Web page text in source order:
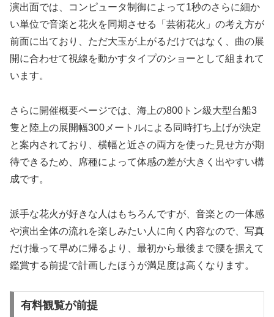
演出面では、コンピュータ制御によって1秒のさらに細か
い単位で音楽と花火を同期させる「芸術花火」の考え方が
前面に出ており、ただ大玉が上がるだけではなく、曲の展
開に合わせて視線を動かすタイプのショーとして組まれて
います。
さらに開催概要ページでは、海上の800トン級大型台船3
隻と陸上の展開幅300メートルによる同時打ち上げが決定
と案内されており、横幅と近さの両方を使った見せ方が期
待できるため、席種によって体感の差が大きく出やすい構
成です。
派手な花火が好きな人はもちろんですが、音楽との一体感
や演出全体の流れを楽しみたい人に向く内容なので、写真
だけ撮って早めに帰るより、最初から最後まで腰を据えて
鑑賞する前提で計画したほうが満足度は高くなります。
有料観覧が前提